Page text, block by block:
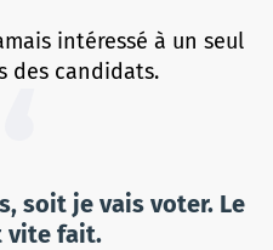
intéressé à un seul
des candidats.
soit je vais voter. Le
vite fait.